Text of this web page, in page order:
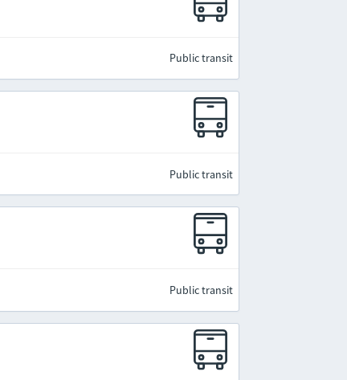
Public transit
Public transit
Public transit